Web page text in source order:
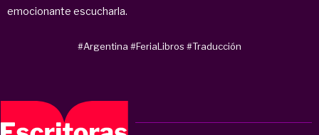
emocionante escucharla.
#Argentina #FeriaLibros #Traducción